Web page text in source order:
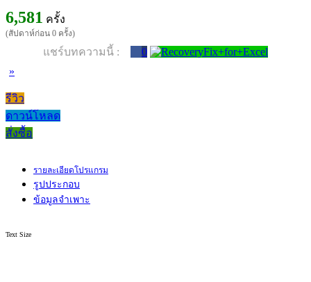
6,581 ครั้ง
(สัปดาห์ก่อน 0 ครั้ง)
แชร์บทความนี้ :
0
»
รีวิว
ดาวน์โหลด
สั่งซื้อ
รายละเอียดโปรแกรม
รูปประกอบ
ข้อมูลจำเพาะ
Text Size